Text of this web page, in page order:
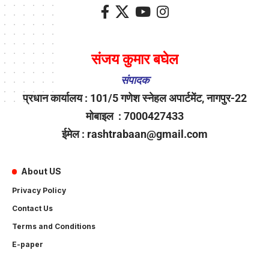
संजय कुमार बघेल
संपादक
प्रधान कार्यालय : 101/5 गणेश स्नेहल अपार्टमेंट, नागपुर-22
मोबाइल : 7000427433
ईमेल : rashtrabaan@gmail.com
About US
Privacy Policy
Contact Us
Terms and Conditions
E-paper